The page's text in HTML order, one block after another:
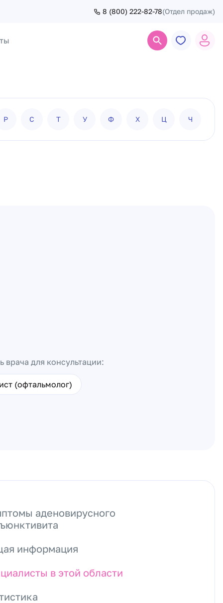
8 (800) 222-82-78(Отдел продаж)
Р С Т У Ф Х Ц Ч
врача для консультации:
(офтальмолог)
аденовирусного
информация
в этой области